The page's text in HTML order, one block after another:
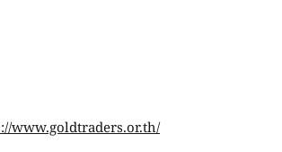
www.goldtraders.or.th/